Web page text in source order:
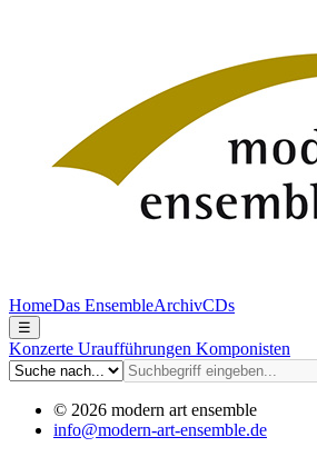
HomeDas EnsembleArchivCDs
☰
Konzerte Uraufführungen Komponisten
© 2026 modern art ensemble
info@modern-art-ensemble.de